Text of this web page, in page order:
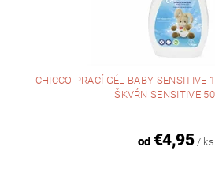
CHICCO PRACÍ GÉL BABY SENSITIVE
ŠKVŔN SENSITIVE
od€4,95 / ks